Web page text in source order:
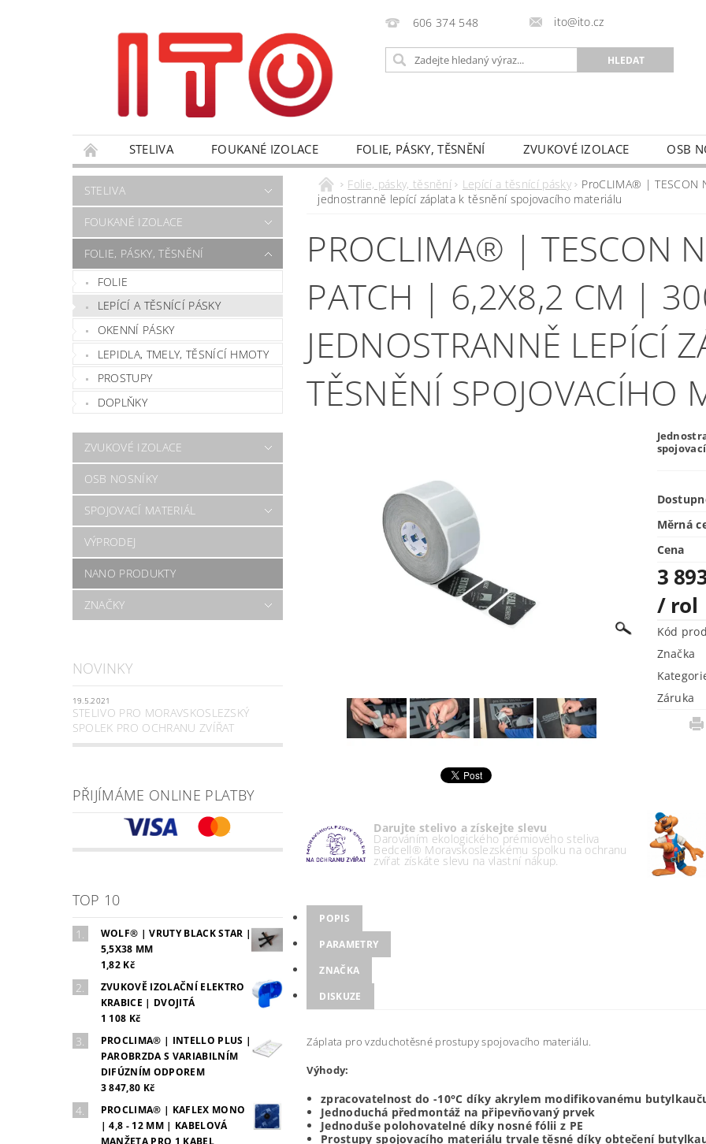
606 374 548 ito@ito.cz
STELIVA FOUKANÉ IZOLACE FOLIE, PÁSKY, TĚSNĚNÍ ZVUKOVÉ IZOLACE OSB
VÝPRODEJ
NANO PRODUKTY OBCHODNÍ PODMÍNKY KONTAKTY
PODMÍNKY
FORMULÁŘ PRO UPLATNĚNÍ REKLAMACE
FORMULÁŘ PRO ODSTOUPENÍ OD SMLOUVY
STELIVA
FOUKANÉ IZOLACE
FOLIE, PÁSKY, TĚSNĚNÍ
FOLIE
LEPÍCÍ A TĚSNÍCÍ PÁSKY
OKENNÍ PÁSKY
LEPIDLA, TMELY, TĚSNÍCÍ HMOTY
PROSTUPY
DOPLŇKY
ZVUKOVÉ IZOLACE
OSB NOSNÍKY
SPOJOVACÍ MATERIÁL
VÝPRODEJ
NANO PRODUKTY
ZNAČKY
NOVINKY
19.5.2021
STELIVO PRO MORAVSKOSLEZSKÝ
SPOLEK PRO OCHRANU ZVÍŘAT
PŘIJÍMÁME ONLINE PLATBY
TOP 10
WOLF® | VRUTY BLACK STAR |
5,5X38 MM
1,82 Kč
ZVUKOVĚ IZOLAČNÍ ELEKTRO
KRABICE | DVOJITÁ
1 108 Kč
PROCLIMA® | INTELLO PLUS |
PAROBRZDA S VARIABILNÍM
DIFÚZNÍM ODPOREM
3 847,80 Kč
PROCLIMA® | KAFLEX MONO
| 4,8 - 12 MM | KABELOVÁ
MANŽETA PRO 1 KABEL
Folie, pásky, těsnění Lepící a těsnící pásky
ProCLIMA® |
jednostranně lepící záplata k těsnění spojovacího materiálu
PROCLIMA® | TESCON
PATCH | 6,2X8,2 CM |
JEDNOSTRANNĚ LEPÍCÍ
TĚSNĚNÍ SPOJOVACÍHO
Měrná
Cena
3
/ rol
Kód
Značka
Záruka
Darujte stelivo a získejte slevu
Darováním ekologického prémiového steliva
Bedcell® Moravskoslezskému spolku na ochranu
zvířat získáte slevu na vlastní nákup.
POPIS
PARAMETRY
ZNAČKA
DISKUZE
Záplata pro vzduchotěsné prostupy spojovacího materiálu.
Výhody:
zpracovatelnost do -10°C díky akrylem modifikovanému
Jednoduchá předmontáž na připevňovaný prvek
Jednoduše polohovatelné díky nosnéfólii z PE
Prostupy spojovacího materiálu trvale těsné díky obtečení